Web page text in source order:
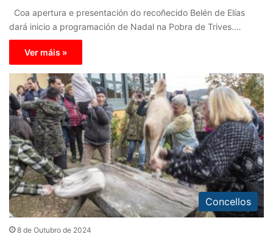
Coa apertura e presentación do recoñecido Belén de Elías
dará inicio a programación de Nadal na Pobra de Trives.…
Ver máis »
Concellos
8 de Outubro de 2024